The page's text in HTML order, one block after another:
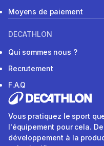
Moyens de paiement
DECATHLON
Qui sommes nous ?
Recrutement
F.A.Q
Vous pratiquez le sport
l'équipement pour cela.
développement à la